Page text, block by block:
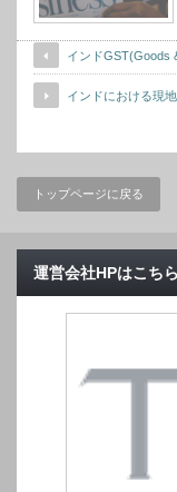
インドGST(Goods
インドにおける現
トップページに戻る
運営会社HPはこちら